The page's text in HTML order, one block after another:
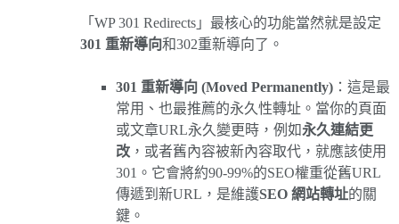
「WP 301 Redirects」最核心的功能當然就是設定
301 重新導向和302重新導向了。
301 重新導向 (Moved Permanently) ：這是最
常用、也最推薦的永久性轉址。當你的頁面
或文章URL永久變更時，例如永久連結更
改 ，或者舊內容被新內容取代，就應該使用
301。它會將約90-99%的SEO權重從舊URL
傳遞到新URL，是維護SEO 網站轉址的關
鍵。